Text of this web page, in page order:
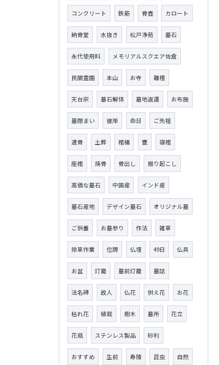
コンクリート 鉄筋 骨壺 カロート
納骨堂 水抜き 松戸浄苑 墓石
永代使用料 メモリアルスクエア佐倉
民間霊園 本山 お寺 離檀
天台宗 墓石解体 墓地返還 お布施
墓閉まい 彼岸 命日 ご先祖
遺骨 土葬 棺桶 甕 寝棺
座棺 焼骨 骨出し 掘り起こし
高価な墓石 中国産 インド産
墓石産地 デザイン墓石 オリジナル墓
ご供養 お墓参り 作法 雑草
除草作業 位牌 仏壇 49日 仏具
お盆 灯籠 墓前灯籠 墓誌
法名碑 故人 仏花 供え花 お花
枯れ花 植栽 樹木 墓所 花立
花瓶 ステンレス製品 砂利
おすすめ 生前 寿陵 昆虫 自然